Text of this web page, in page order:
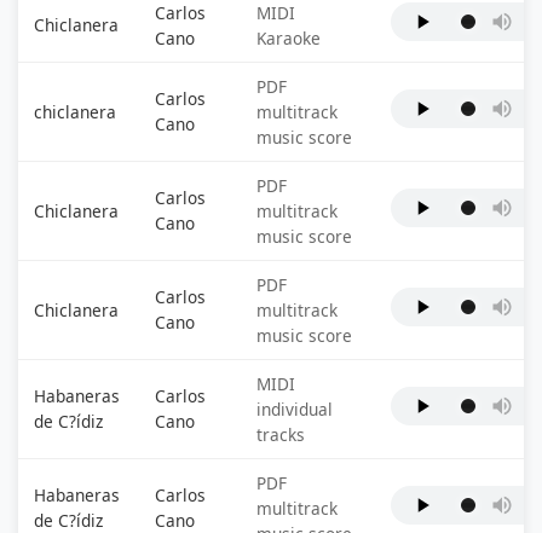
Chiclanera
Carlos
Cano
MIDI
Karaoke
chiclanera
Carlos
Cano
PDF
multitrack
music score
Chiclanera
Carlos
Cano
PDF
multitrack
music score
Chiclanera
Carlos
Cano
PDF
multitrack
music score
Habaneras
de C?ídiz
Carlos
Cano
MIDI
individual
tracks
Habaneras
de C?ídiz
Carlos
Cano
PDF
multitrack